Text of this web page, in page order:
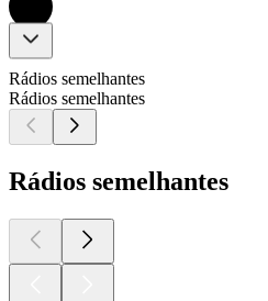
Rádios semelhantes
Rádios semelhantes
Rádios semelhantes